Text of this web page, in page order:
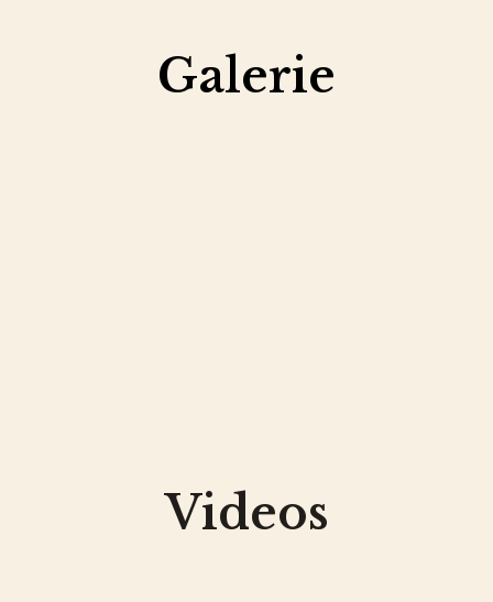
Galerie
Videos